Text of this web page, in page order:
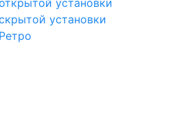
установки
установки